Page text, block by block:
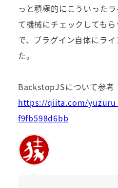
っと積極的にこういった
て機械にチェックしても
で、プラグイン自体にラ
た。
BackstopJSについて参考
https://qiita.com/
f9fb598d6bb